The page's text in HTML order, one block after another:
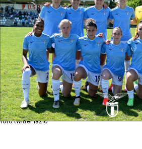
foto twitter lazio